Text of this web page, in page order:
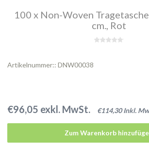
100 x Non-Woven
cm., Rot
Artikelnummer:: DNW00038
€96,05 exkl. MwSt. €114,30 Inkl.
Zum Warenkorb